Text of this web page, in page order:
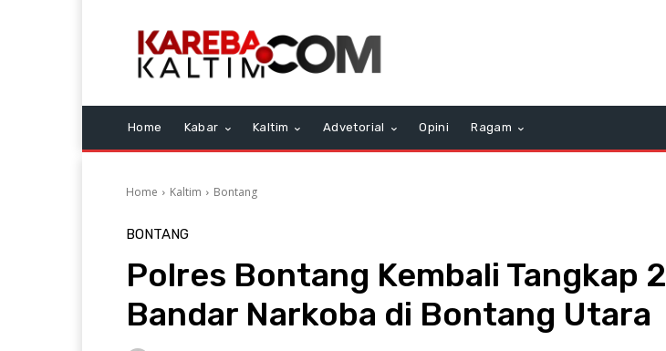
Home Kabar Kaltim Advetorial Opini Ragam
Home Kaltim Bontang
BONTANG
Polres Bontang Kembali Tangkap 2
Bandar Narkoba di Bontang Utara